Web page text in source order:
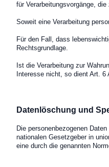
für Verarbeitungsvorgänge,
Soweit eine Verarbeitung
Für den Fall, dass
Rechtsgrundlage.
Ist die Verarbeitung zur
Interesse nicht, so dient Art.
Datenlöschung und
Die personenbezogenen
nationalen Gesetzgeber in
eine durch die genannten